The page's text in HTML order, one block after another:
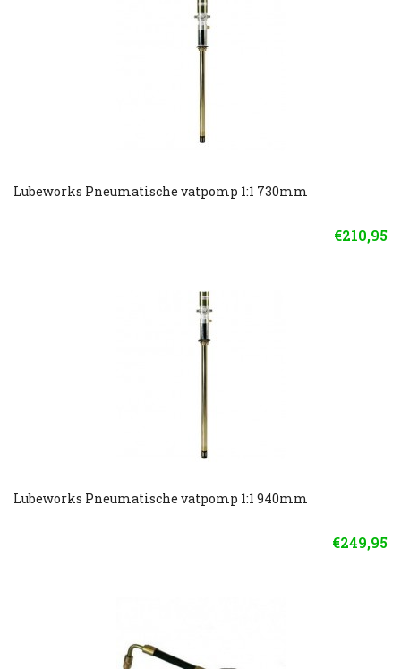
Lubeworks Pneumatische vatpomp 1:1 730mm
€210,95
Lubeworks Pneumatische vatpomp 1:1 940mm
€249,95